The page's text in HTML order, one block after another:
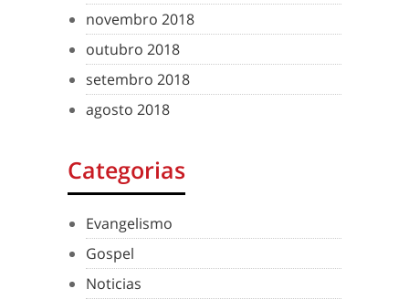
novembro 2018
outubro 2018
setembro 2018
agosto 2018
Categorias
Evangelismo
Gospel
Noticias